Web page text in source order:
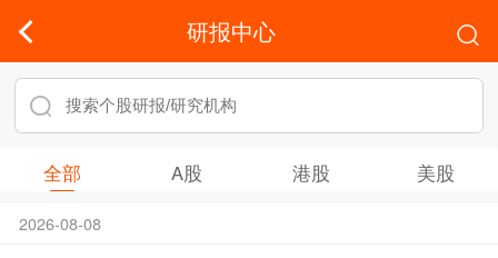
研报中心
全部 A股 港股 美股
2026-08-08